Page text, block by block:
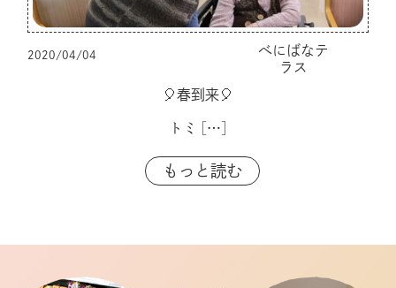
2020/04/04
べにばなテ
ラス
🎈春到来🎈
トミ […]
もっと読む